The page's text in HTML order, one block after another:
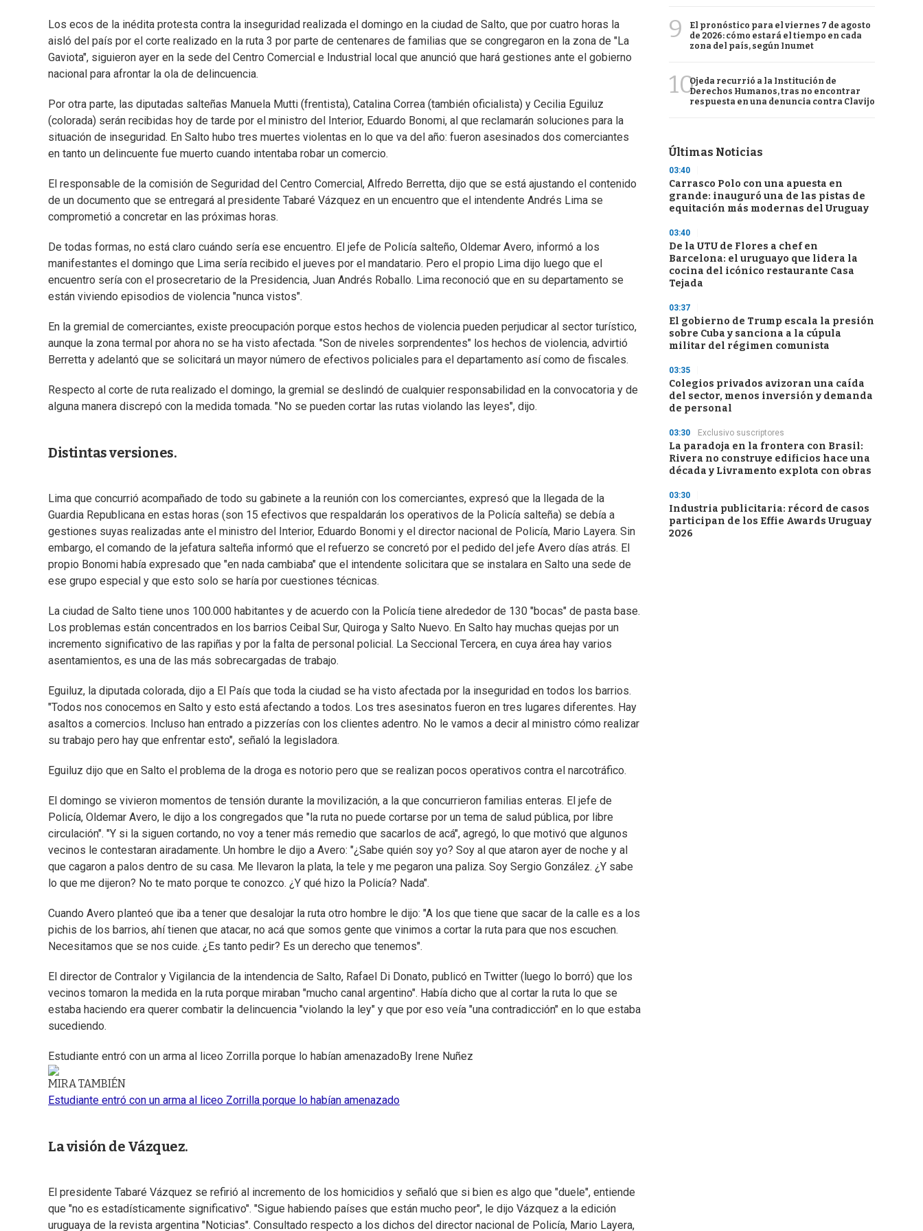
Los ecos de la inédita protesta contra la inseguridad realizada el domingo en la ciudad de Salto, que por cuatro horas la
aisló del país por el corte realizado en la ruta 3 por parte de centenares de familias que se congregaron en la zona de "La
Gaviota", siguieron ayer en la sede del Centro Comercial e Industrial local que anunció que hará gestiones ante el gobierno
nacional para afrontar la ola de delincuencia.
Por otra parte, las diputadas salteñas Manuela Mutti (frentista), Catalina Correa (también oficialista) y Cecilia Eguiluz
(colorada) serán recibidas hoy de tarde por el ministro del Interior, Eduardo Bonomi, al que reclamarán soluciones para la
situación de inseguridad. En Salto hubo tres muertes violentas en lo que va del año: fueron asesinados dos comerciantes
en tanto un delincuente fue muerto cuando intentaba robar un comercio.
El responsable de la comisión de Seguridad del Centro Comercial, Alfredo Berretta, dijo que se está ajustando el contenido
de un documento que se entregará al presidente Tabaré Vázquez en un encuentro que el intendente Andrés Lima se
comprometió a concretar en las próximas horas.
De todas formas, no está claro cuándo sería ese encuentro. El jefe de Policía salteño, Oldemar Avero, informó a los
manifestantes el domingo que Lima sería recibido el jueves por el mandatario. Pero el propio Lima dijo luego que el
encuentro sería con el prosecretario de la Presidencia, Juan Andrés Roballo. Lima reconoció que en su departamento se
están viviendo episodios de violencia "nunca vistos".
En la gremial de comerciantes, existe preocupación porque estos hechos de violencia pueden perjudicar al sector turístico,
aunque la zona termal por ahora no se ha visto afectada. "Son de niveles sorprendentes" los hechos de violencia, advirtió
Berretta y adelantó que se solicitará un mayor número de efectivos policiales para el departamento así como de fiscales.
Respecto al corte de ruta realizado el domingo, la gremial se deslindó de cualquier responsabilidad en la convocatoria y de
alguna manera discrepó con la medida tomada. "No se pueden cortar las rutas violando las leyes", dijo.
Distintas versiones.
Lima que concurrió acompañado de todo su gabinete a la reunión con los comerciantes, expresó que la llegada de la
Guardia Republicana en estas horas (son 15 efectivos que respaldarán los operativos de la Policía salteña) se debía a
gestiones suyas realizadas ante el ministro del Interior, Eduardo Bonomi y el director nacional de Policía, Mario Layera. Sin
embargo, el comando de la jefatura salteña informó que el refuerzo se concretó por el pedido del jefe Avero días atrás. El
propio Bonomi había expresado que "en nada cambiaba" que el intendente solicitara que se instalara en Salto una sede de
ese grupo especial y que esto solo se haría por cuestiones técnicas.
La ciudad de Salto tiene unos 100.000 habitantes y de acuerdo con la Policía tiene alrededor de 130 "bocas" de pasta base.
Los problemas están concentrados en los barrios Ceibal Sur, Quiroga y Salto Nuevo. En Salto hay muchas quejas por un
incremento significativo de las rapiñas y por la falta de personal policial. La Seccional Tercera, en cuya área hay varios
asentamientos, es una de las más sobrecargadas de trabajo.
Eguiluz, la diputada colorada, dijo a El País que toda la ciudad se ha visto afectada por la inseguridad en todos los barrios.
"Todos nos conocemos en Salto y esto está afectando a todos. Los tres asesinatos fueron en tres lugares diferentes. Hay
asaltos a comercios. Incluso han entrado a pizzerías con los clientes adentro. No le vamos a decir al ministro cómo realizar
su trabajo pero hay que enfrentar esto", señaló la legisladora.
Eguiluz dijo que en Salto el problema de la droga es notorio pero que se realizan pocos operativos contra el narcotráfico.
El domingo se vivieron momentos de tensión durante la movilización, a la que concurrieron familias enteras. El jefe de
Policía, Oldemar Avero, le dijo a los congregados que "la ruta no puede cortarse por un tema de salud pública, por libre
circulación". "Y si la siguen cortando, no voy a tener más remedio que sacarlos de acá", agregó, lo que motivó que algunos
vecinos le contestaran airadamente. Un hombre le dijo a Avero: "¿Sabe quién soy yo? Soy al que ataron ayer de noche y al
que cagaron a palos dentro de su casa. Me llevaron la plata, la tele y me pegaron una paliza. Soy Sergio González. ¿Y sabe
lo que me dijeron? No te mato porque te conozco. ¿Y qué hizo la Policía? Nada".
Cuando Avero planteó que iba a tener que desalojar la ruta otro hombre le dijo: "A los que tiene que sacar de la calle es a los
pichis de los barrios, ahí tienen que atacar, no acá que somos gente que vinimos a cortar la ruta para que nos escuchen.
Necesitamos que se nos cuide. ¿Es tanto pedir? Es un derecho que tenemos".
El director de Contralor y Vigilancia de la intendencia de Salto, Rafael Di Donato, publicó en Twitter (luego lo borró) que los
vecinos tomaron la medida en la ruta porque miraban "mucho canal argentino". Había dicho que al cortar la ruta lo que se
estaba haciendo era querer combatir la delincuencia "violando la ley" y que por eso veía "una contradicción" en lo que estaba
sucediendo.
Estudiante entró con un arma al liceo Zorrilla porque lo habían amenazado By Irene Nuñez
MIRA TAMBIÉN
Estudiante entró con un arma al liceo Zorrilla porque lo habían amenazado
La visión de Vázquez.
El presidente Tabaré Vázquez se refirió al incremento de los homicidios y señaló que si bien es algo que "duele", entiende
que "no es estadísticamente significativo". "Sigue habiendo países que están mucho peor", le dijo Vázquez a la edición
uruguaya de la revista argentina "Noticias". Consultado respecto a los dichos del director nacional de Policía, Mario Layera,
9
El pronóstico para el viernes 7 de agosto
de 2026: cómo estará el tiempo en cada
zona del país, según Inumet
10Ojeda recurrió a la Institución de
Derechos Humanos, tras no encontrar
respuesta en una denuncia contra Clavijo
Últimas Noticias
03:40
Carrasco Polo con una apuesta en
grande: inauguró una de las pistas de
equitación más modernas del Uruguay
03:40
De la UTU de Flores a chef en
Barcelona: el uruguayo que lidera la
cocina del icónico restaurante Casa
Tejada
03:37
El gobierno de Trump escala la presión
sobre Cuba y sanciona a la cúpula
militar del régimen comunista
03:35
Colegios privados avizoran una caída
del sector, menos inversión y demanda
de personal
03:30 Exclusivo suscriptores
La paradoja en la frontera con Brasil:
Rivera no construye edificios hace una
década y Livramento explota con obras
03:30
Industria publicitaria: récord de casos
participan de los Effie Awards Uruguay
2026